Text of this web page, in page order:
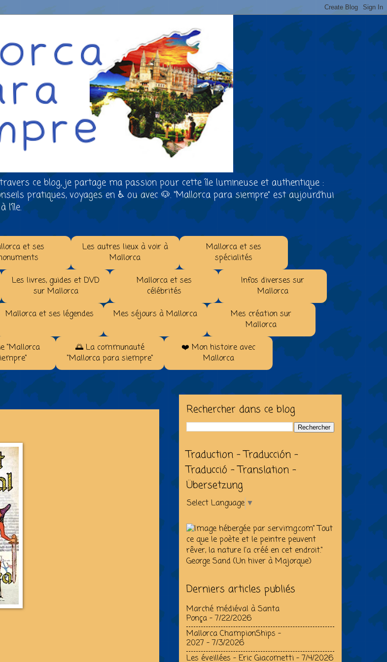
ce blog, je partage ma passion pour cette île lumineuse et authentique :
pratiques, voyages en ♿ ou avec 🐶. "Mallorca para siempre" est aujourd’hui
l’île.
et ses
Les autres lieux à voir à
Mallorca
Mallorca et ses
spécialités
Les livres, guides et DVD
sur Mallorca
Mallorca et ses
célébrités
Infos diverses sur
Mallorca
Mallorca et ses légendes Mes séjours à Mallorca
Mes création sur
Mallorca
"Mallorca
🌅 La communauté
"Mallorca para siempre"
❤️ Mon histoire avec
Mallorca
Rechercher dans ce blog
Traduction - Traducción -
Traducció - Translation -
Übersetzung
Select Language ▼
" Tout
ce que le poète et le peintre peuvent
rêver, la nature l'a créé en cet endroit."
George Sand (Un hiver à Majorque)
Derniers articles publiés
Marché médiéval à Santa
Ponça - 7/22/2026
Mallorca ChampionShips –
2027 - 7/3/2026
Les éveillées - Eric Giacometti - 7/4/2026